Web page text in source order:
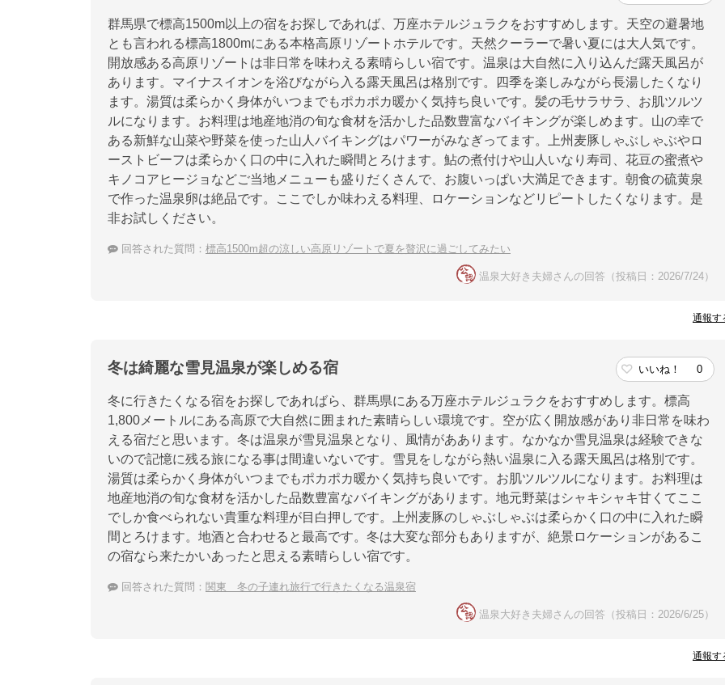
群馬県で標高1500m以上の宿をお探しであれば、万座ホテルジュラクをおすすめします。天空の避暑地
とも言われる標高1800mにある本格高原リゾートホテルです。天然クーラーで暑い夏には大人気です。
開放感ある高原リゾートは非日常を味わえる素晴らしい宿です。温泉は大自然に入り込んだ露天風呂が
あります。マイナスイオンを浴びながら入る露天風呂は格別です。四季を楽しみながら長湯したくなり
ます。湯質は柔らかく身体がいつまでもポカポカ暖かく気持ち良いです。髪の毛サラサラ、お肌ツルツ
ルになります。お料理は地産地消の旬な食材を活かした品数豊富なバイキングが楽しめます。山の幸で
ある新鮮な山菜や野菜を使った山人バイキングはパワーがみなぎってます。上州麦豚しゃぶしゃぶやロ
ーストビーフは柔らかく口の中に入れた瞬間とろけます。鮎の煮付けや山人いなり寿司、花豆の蜜煮や
キノコアヒージョなどご当地メニューも盛りだくさんで、お腹いっぱい大満足できます。朝食の硫黄泉
で作った温泉卵は絶品です。ここでしか味わえる料理、ロケーションなどリピートしたくなります。是
非お試しください。
回答された質問： 標高1500m超の涼しい高原リゾートで夏を贅沢に過ごしてみたい
温泉大好き夫婦さんの回答（投稿日：2026/7/24）
通報す
冬は綺麗な雪見温泉が楽しめる宿 いいね！ 0
冬に行きたくなる宿をお探しであればら、群馬県にある万座ホテルジュラクをおすすめします。標高
1,800メートルにある高原で大自然に囲まれた素晴らしい環境です。空が広く開放感があり非日常を味わ
える宿だと思います。冬は温泉が雪見温泉となり、風情がああります。なかなか雪見温泉は経験できな
いので記憶に残る旅になる事は間違いないです。雪見をしながら熱い温泉に入る露天風呂は格別です。
湯質は柔らかく身体がいつまでもポカポカ暖かく気持ち良いです。お肌ツルツルになります。お料理は
地産地消の旬な食材を活かした品数豊富なバイキングがあります。地元野菜はシャキシャキ甘くてここ
でしか食べられない貴重な料理が目白押しです。上州麦豚のしゃぶしゃぶは柔らかく口の中に入れた瞬
間とろけます。地酒と合わせると最高です。冬は大変な部分もありますが、絶景ロケーションがあるこ
の宿なら来たかいあったと思える素晴らしい宿です。
回答された質問： 関東 冬の子連れ旅行で行きたくなる温泉宿
温泉大好き夫婦さんの回答（投稿日：2026/6/25）
通報す